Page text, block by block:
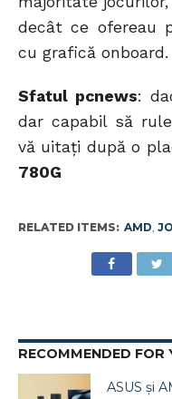
decât ce ofereau
cu grafică onboard.
Sfatul pcnews:
dar capabil să
vă uitați după o
780G
RELATED ITEMS: AMD,
RECOMMENDED FOR
ASUS și